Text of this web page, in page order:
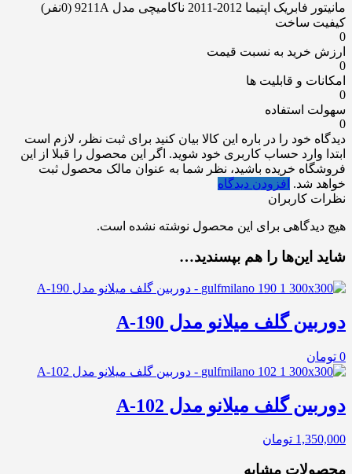
مانیتور فابریک اپتیما 2012-2011 ناکامیچی مدل 9211A
(0نفر)
کیفیت ساخت
0
ارزش خرید به نسبت قیمت
0
امکانات و قابلیت ها
0
سهولت استفاده
0
دیدگاه خود را در باره این کالا بیان کنید برای ثبت نظر، لازم است
ابتدا وارد حساب کاربری خود شوید. اگر این محصول را قبلا از این
فروشگاه خریده باشید، نظر شما به عنوان مالک محصول ثبت
خواهد شد. افزودن دیدگاه
نظرات کاربران
هیچ دیدگاهی برای این محصول نوشته نشده است.
شاید این‌ها را هم بپسندید…
دوربین گلف میلانو مدل A-190
0 تومان
دوربین گلف میلانو مدل A-102
1,350,000 تومان
محصولات مشابه